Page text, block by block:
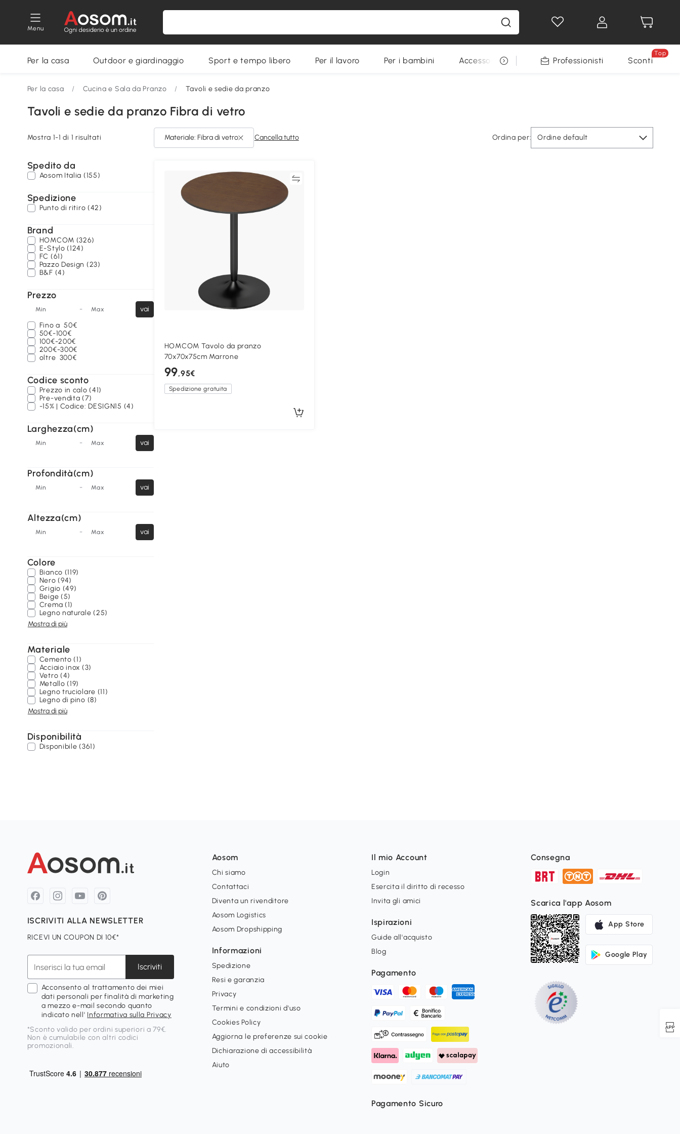
Menu
Per la casa Outdoor e giardinaggio Sport e tempo libero Per il lavoro Per i bambini Accessori per animali Professionisti Sconti
Top
Per la casa / Cucina e Sala da Pranzo / Tavoli e sedie da pranzo
Tavoli e sedie da pranzo Fibra di vetro
Mostra 1-1 di 1 risultati Ordina per: Ordine default
Cancella tutto
Materiale: Fibra di vetro
Spedito da
Aosom Italia (155)
Spedizione
Punto di ritiro (42)
Brand
HOMCOM (326)
E-Stylo (124)
FC (61)
Pazzo Design (23)
B&F (4)
Prezzo
Min - Max
vai
Fino a50€
50€-100€
100€-200€
200€-300€
oltre 300€
Codice sconto
Prezzo in calo (41)
Pre-vendita (7)
-15% | Codice: DESIGN15 (4)
Larghezza(cm)
Min - Max vai
Profondità(cm)
Min - Max vai
Altezza(cm)
Min - Max vai
Colore
Bianco (119)
Nero (94)
Grigio (49)
Beige (5)
Crema (1)
Legno naturale (25)
Mostra di più
Materiale
Cemento (1)
Acciaio inox (3)
Vetro (4)
Metallo (19)
Legno truciolare (11)
Legno di pino (8)
Mostra di più
Disponibilità
Disponibile (361)
Confronta
HOMCOM Tavolo da pranzo
70x70x75cm Marrone
99,95€
Spedizione gratuita
ISCRIVITI ALLA NEWSLETTER
RICEVI UN COUPON DI 10€*
Iscriviti
Acconsento al trattamento dei miei
dati personali per finalità di marketing
a mezzo e-mail secondo quanto
indicato nell' Informativa sulla Privacy
*Sconto valido per ordini superiori a 79€.
Non è cumulabile con altri codici
promozionali.
Aosom
Chi siamo
Contattaci
Diventa un rivenditore
Aosom Logistics
Aosom Dropshipping
Informazioni
Spedizione
Resi e garanzia
Privacy
Termini e condizioni d'uso
Cookies Policy
Aggiorna le preferenze sui cookie
Dichiarazione di accessibilità
Aiuto
Il mio Account
Login
Esercita il diritto di recesso
Invita gli amici
Ispirazioni
Guide all'acquisto
Blog
Pagamento
Pagamento Sicuro
Consegna
Scarica l'app Aosom
App Store
Google Play